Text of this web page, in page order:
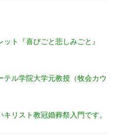
ット『喜びごと悲しみごと』
ル学院大学元教授（牧会カウ
リスト教冠婚葬祭入門です。